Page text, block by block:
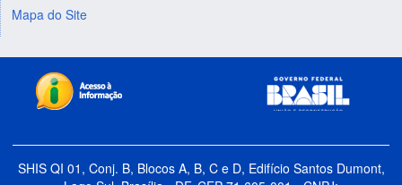
Mapa do Site
SHIS QI 01, Conj. B, Blocos A, B, C e D, Edifício Santos Dumont,